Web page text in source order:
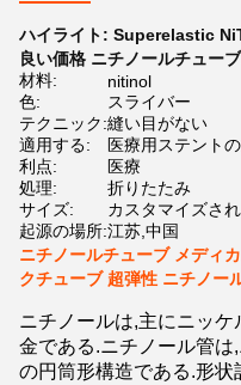
ハイライト: Superelastic
良い価格 ニチノールチューブ
材料:
nitinol
色:
スライバー
テクニック:縫い目がない
適用する:
医療用ステント
利点:
医療
処理:
折りたたみ
サイズ:
カスタマイズさ
起源の場所:江苏,中国
ニチノールチューブ メディ
クチューブ 超弾性 ニチノー
ニチノールは,主にニッ
金である.ニチノール管
の円筒形構造である.形